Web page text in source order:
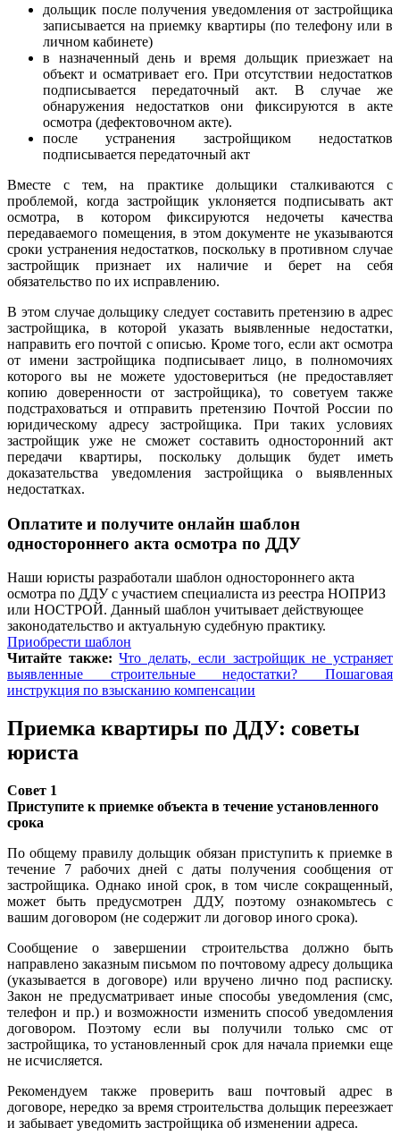
дольщик после получения уведомления от застройщика
записывается на приемку квартиры (по телефону или в
личном кабинете)
в назначенный день и время дольщик приезжает на
объект и осматривает его. При отсутствии недостатков
подписывается передаточный акт. В случае же
обнаружения недостатков они фиксируются в акте
осмотра (дефектовочном акте).
после устранения застройщиком недостатков
подписывается передаточный акт
Вместе с тем, на практике дольщики сталкиваются с
проблемой, когда застройщик уклоняется подписывать акт
осмотра, в котором фиксируются недочеты качества
передаваемого помещения, в этом документе не указываются
сроки устранения недостатков, поскольку в противном случае
застройщик признает их наличие и берет на себя
обязательство по их исправлению.
В этом случае дольщику следует составить претензию в адрес
застройщика, в которой указать выявленные недостатки,
направить его почтой с описью. Кроме того, если акт осмотра
от имени застройщика подписывает лицо, в полномочиях
которого вы не можете удостовериться (не предоставляет
копию доверенности от застройщика), то советуем также
подстраховаться и отправить претензию Почтой России по
юридическому адресу застройщика. При таких условиях
застройщик уже не сможет составить односторонний акт
передачи квартиры, поскольку дольщик будет иметь
доказательства уведомления застройщика о выявленных
недостатках.
Оплатите и получите онлайн шаблон
одностороннего акта осмотра по ДДУ
Наши юристы разработали шаблон одностороннего акта
осмотра по ДДУ с участием специалиста из реестра НОПРИЗ
или НОСТРОЙ. Данный шаблон учитывает действующее
законодательство и актуальную судебную практику.
Приобрести шаблон
Читайте также: Что делать, если застройщик не устраняет
выявленные строительные недостатки? Пошаговая
инструкция по взысканию компенсации
Приемка квартиры по ДДУ: советы
юриста
Совет 1
Приступите к приемке объекта в течение установленного
срока
По общему правилу дольщик обязан приступить к приемке в
течение 7 рабочих дней с даты получения сообщения от
застройщика. Однако иной срок, в том числе сокращенный,
может быть предусмотрен ДДУ, поэтому ознакомьтесь с
вашим договором (не содержит ли договор иного срока).
Сообщение о завершении строительства должно быть
направлено заказным письмом по почтовому адресу дольщика
(указывается в договоре) или вручено лично под расписку.
Закон не предусматривает иные способы уведомления (смс,
телефон и пр.) и возможности изменить способ уведомления
договором. Поэтому если вы получили только смс от
застройщика, то установленный срок для начала приемки еще
не исчисляется.
Рекомендуем также проверить ваш почтовый адрес в
договоре, нередко за время строительства дольщик переезжает
и забывает уведомить застройщика об изменении адреса.